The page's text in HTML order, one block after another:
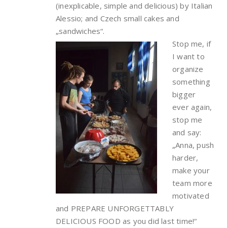
(inexplicable, simple and delicious) by Italian
Alessio; and Czech small cakes and
„sandwiches“.
Stop me, if
I want to
organize
something
bigger
ever again,
stop me
and say:
„Anna, push
harder,
make your
team more
motivated
and PREPARE UNFORGETTABLY
DELICIOUS FOOD as you did last time!“